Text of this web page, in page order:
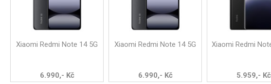
Xiaomi Redmi Note 14 5G
6.990,- Kč
Xiaomi Redmi Note 14 5G
6.990,- Kč
Xiaomi Redmi
5.959,- Kč